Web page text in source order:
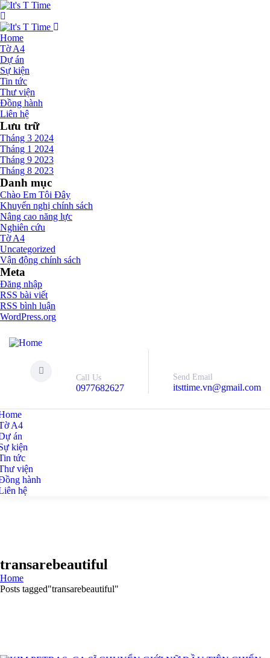
Home
Tờ A4
Dự án
Sự kiện
Tin tức
Thư viện
Đồng hành
Liên hệ
Lưu trữ
Tháng 3 2024
Tháng 1 2024
Tháng 9 2023
Tháng 8 2023
Danh mục
Chào Em Tôi Đây
Khuyến nghị chính sách
Nâng cao năng lực
Nghiên cứu
Tờ A4
Uncategorized
Vận động chính sách
Meta
Đăng nhập
RSS bài viết
RSS bình luận
WordPress.org
Call Us
0977682627
Send Email
itsttime.vn@gmail.com
A4
án
kiện
tức
viện
hành
hệ
transarebeautiful
Home
Posts tagged"transarebeautiful"